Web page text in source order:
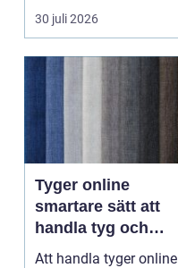
piercade smy...
30 juli 2026
Tyger online
smartare sätt att
handla tyg och
hemtextil
Att handla tyger online